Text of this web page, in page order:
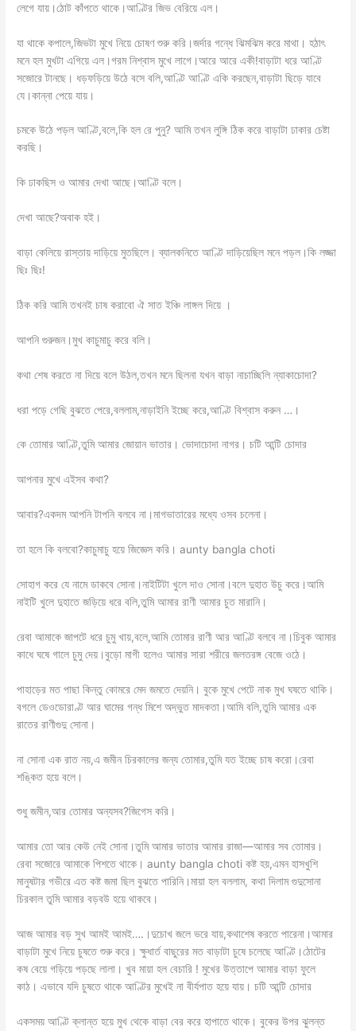
লেগে যায়।ঠোট কাঁপতে থাকে।আণ্টির জিভ বেরিয়ে এল।
যা থাকে কপালে,জিভটা মুখে নিয়ে চোষণ শুরু করি।জর্দার গন্ধে ঝিমঝিম করে মাথা। হঠাৎ
মনে হল মুখটা এগিয়ে এল।গরম নিশ্বাস মুখে লাগে।আরে আরে একী!বাড়াটা ধরে আণ্টি
সজোরে টানছে। ধড়ফড়িয়ে উঠে বসে বলি,আণ্টি আণ্টি একি করছেন,বাড়াটা ছিড়ে যাবে
যে।কান্না পেয়ে যায়।
চমকে উঠে পড়ল আণ্টি,বলে,কি হল রে পুনু? আমি তখন লুঙ্গি ঠিক করে বাড়াটা ঢাকার চেষ্টা
করছি।
কি ঢাকছিস ও আমার দেখা আছে।আণ্টি বলে।
দেখা আছে?অবাক হই।
বাড়া কেলিয়ে রাস্তায় দাড়িয়ে মুতছিলে। ব্যালকনিতে আণ্টি দাড়িয়েছিল মনে পড়ল।কি লজ্জা
ছিঃ ছিঃ!
ঠিক করি আমি তখনই চাষ করাবো ঐ সাত ইঞ্চি লাঙ্গল দিয়ে ।
আপনি গুরুজন।মুখ কাচুমাচু করে বলি।
কথা শেষ করতে না দিয়ে বলে উঠল,তখন মনে ছিলনা যখন বাড়া নাচাচ্ছিলি ন্যাকাচোদা?
ধরা পড়ে গেছি বুঝতে পেরে,বললাম,নাড়াইনি ইচ্ছে করে,আণ্টি বিশ্বাস করুন …।
কে তোমার আণ্টি,তুমি আমার জোয়ান ভাতার। ভোদাচোদা নাগর। চটি আন্টি চোদার
আপনার মুখে এইসব কথা?
আবার?একদম আপনি টাপনি বলবে না।মাগভাতারের মধ্যে ওসব চলেনা।
তা হলে কি বলবো?কাচুমাচু হয়ে জিজ্ঞেস করি। aunty bangla choti
সোহাগ করে যে নামে ডাকবে সোনা।নাইটিটা খুলে দাও সোনা।বলে দুহাত উচু করে।আমি
নাইটি খুলে দুহাতে জড়িয়ে ধরে বলি,তুমি আমার রাণী আমার চুত মারানি।
রেবা আমাকে জাপটে ধরে চুমু খায়,বলে,আমি তোমার রাণী আর আণ্টি বলবে না।চিবুক আমার
কাধে ঘষে গালে চুমু দেয়।বুড়ো মাগী হলেও আমার সারা শরীরে জলতরঙ্গ বেজে ওঠে।
পাহাড়ের মত পাছা কিন্তু কোমরে মেদ জমতে দেয়নি। বুকে মুখে পেটে নাক মুখ ঘষতে থাকি।
বগলে ডেওডোরাণ্ট আর ঘামের গন্ধ মিশে অদ্ভুত মাদকতা।আমি বলি,তুমি আমার এক
রাতের রাণীগুদু সোনা।
না সোনা এক রাত নয়,এ জমীন চিরকালের জন্য তোমার,তুমি যত ইচ্ছে চাষ করো।রেবা
শঙ্কিত হয়ে বলে।
শুধু জমীন,আর তোমার অন্যসব?জিগেস করি।
আমার তো আর কেউ নেই সোনা।তুমি আমার ভাতার আমার রাজা—আমার সব তোমার।
রেবা সজোরে আমাকে পিশতে থাকে। aunty bangla choti কষ্ট হয়,এমন হাসখুশি
মানুষটার গভীরে এত কষ্ট জমা ছিল বুঝতে পারিনি।মায়া হল বললাম, কথা দিলাম গুদুসোনা
চিরকাল তুমি আমার বড়বউ হয়ে থাকবে।
আজ আমার বড় সুখ আমই আমই….।দুচোখ জলে ভরে যায়,কথাশেষ করতে পারেনা।আমার
বাড়াটা মুখে নিয়ে চুষতে শুরু করে। ক্ষুধার্ত বাছুরের মত বাড়াটা চুষে চলেছে আণ্টি।ঠোটের
কষ বেয়ে গড়িয়ে পড়ছে লালা। খুব মায়া হল বেচারি ! মুখের উত্তাপে আমার বাড়া ফুলে
কাঠ। এভাবে যদি চুষতে থাকে আণ্টির মুখেই না বীর্যপাত হয়ে যায়। চটি আন্টি চোদার
একসময় আণ্টি ক্লান্ত হয়ে মুখ থেকে বাড়া বের করে হাপাতে থাকে। বুকের উপর ঝুলন্ত